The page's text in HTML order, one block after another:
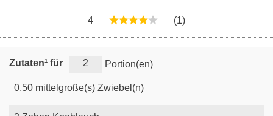
4 (1)
Zutaten¹ für Portion(en)
0,50 mittelgroße(s) Zwiebel(n)